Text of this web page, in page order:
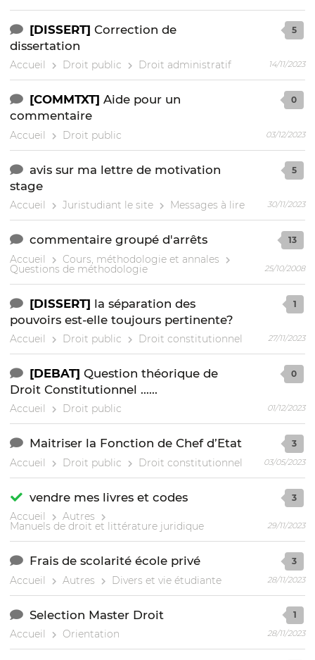
[DISSERT] Correction de
dissertation
Accueil Droit public Droit administratif
5
14/11/2023
[COMMTXT] Aide pour un
commentaire
Accueil Droit public
0
03/12/2023
avis sur ma lettre de motivation
stage
Accueil Juristudiant le site Messages à lire
5
30/11/2023
commentaire groupé d'arrêts
Accueil Cours, méthodologie et annales
Questions de méthodologie
13
25/10/2008
[DISSERT] la séparation des
pouvoirs est-elle toujours pertinente?
Accueil Droit public Droit constitutionnel
1
27/11/2023
[DEBAT] Question théorique de
Droit Constitutionnel ......
Accueil Droit public
0
01/12/2023
Maitriser la Fonction de Chef d’Etat
Accueil Droit public Droit constitutionnel
3
03/05/2023
vendre mes livres et codes
Accueil Autres
Manuels de droit et littérature juridique
3
29/11/2023
Frais de scolarité école privé
Accueil Autres Divers et vie étudiante
3
28/11/2023
Selection Master Droit
Accueil Orientation
1
28/11/2023